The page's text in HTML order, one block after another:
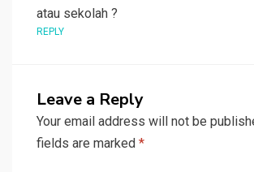
atau sekolah ?
REPLY
Leave a Reply
Your email address will not be
fields are marked *